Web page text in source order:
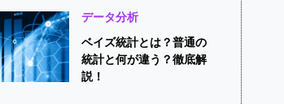
データ分析
ベイズ統計とは？普通の
統計と何が違う？徹底解
説！